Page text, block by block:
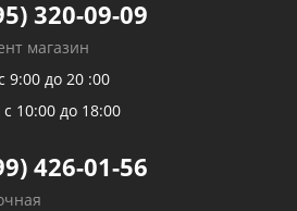
320-09-09
магазин
9:00 до 20 :00
с 10:00 до 18:00
426-01-56